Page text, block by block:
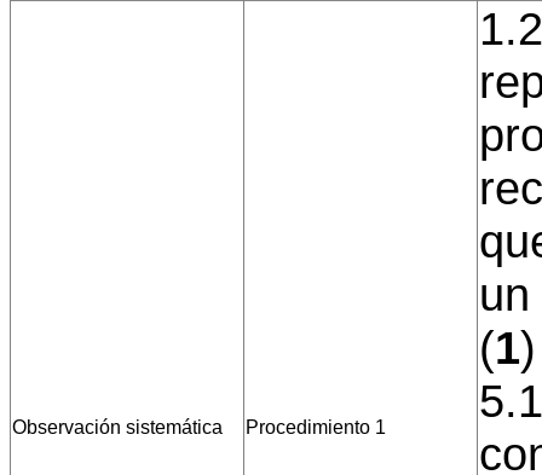
Observación sistemática Procedimiento 1
(1)